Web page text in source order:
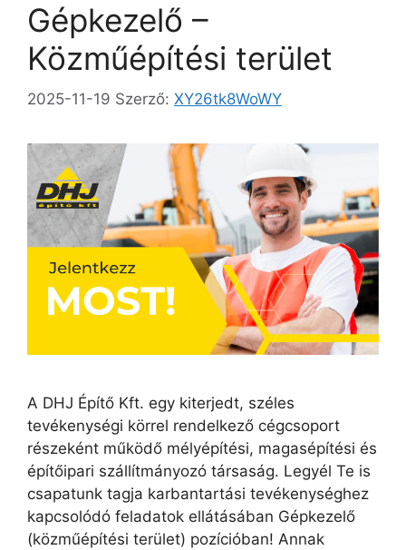
Gépkezelő –
Közműépítési terület
2025-11-19 Szerző: XY26tk8WoWY
A DHJ Építő Kft. egy kiterjedt, széles
tevékenységi körrel rendelkező cégcsoport
részeként működő mélyépítési, magasépítési és
építőipari szállítmányozó társaság. Legyél Te is
csapatunk tagja karbantartási tevékenységhez
kapcsolódó feladatok ellátásában Gépkezelő
(közműépítési terület) pozícióban! Annak